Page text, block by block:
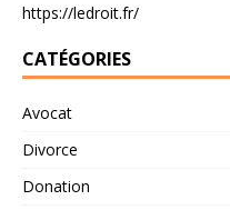
https://ledroit.fr/
CATÉGORIES
Avocat
Divorce
Donation